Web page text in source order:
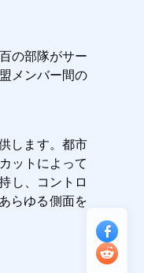
の部隊がサー
メンバー間の
します。都市
ットによって
し、コントロ
らゆる側面を